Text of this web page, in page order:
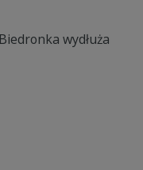
wydłuża